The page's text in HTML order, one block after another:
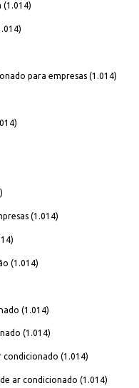
(1.014)
para empresas (1.014)
(1.014)
(1.014)
(1.014)
(1.014)
condicionado (1.014)
ar condicionado (1.014)